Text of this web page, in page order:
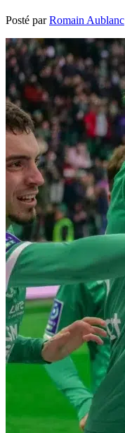
Posté parRomain Aublanc